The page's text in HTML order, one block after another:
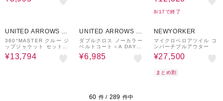
8/17で終了
UNITED ARROWS O
UTLET
360°MASTER クルー ジ
ップジャケット セットア
ップ対応 ストレッチ ウ
ォッシャブル
¥13,794
UNITED ARROWS O
UTLET
ダブルクロス ノーカラー
ベルトコート＜A DAY I
N THE LIFE＞
¥6,985
NEWYORKER
マイクロベロアツイル コ
ンバーチブルアウター
¥27,500
まとめ割
60 件 / 289 件中